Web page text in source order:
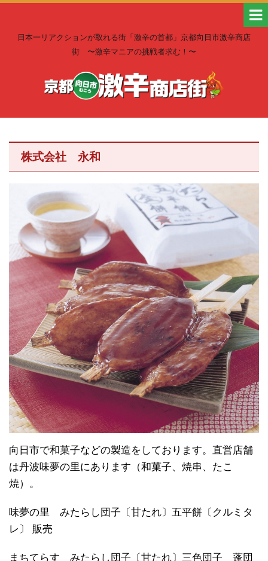
日本一リアクションが取れる街「激辛の首都」京都向日市激辛商店
街 〜激辛マニアの挑戦者求む！〜
株式会社 永和
向日市で和菓子などの製造をしております。直営店舗
は丹波味夢の里にあります（和菓子、焼串、たこ
焼）。
味夢の里 みたらし団子〔甘たれ〕五平餅〔クルミタ
レ〕 販売
まちてらす みたらし団子〔甘たれ〕三色団子 蓬団